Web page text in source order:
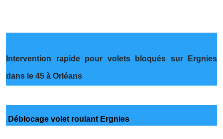
Intervention rapide pour volets bloqués sur Ergnies
dans le 45 à Orléans
Déblocage volet roulant Ergnies